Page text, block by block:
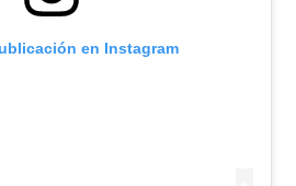
en Instagram